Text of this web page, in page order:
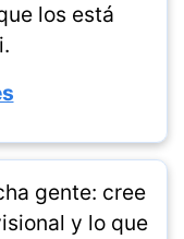
los está
gente: cree
y lo que